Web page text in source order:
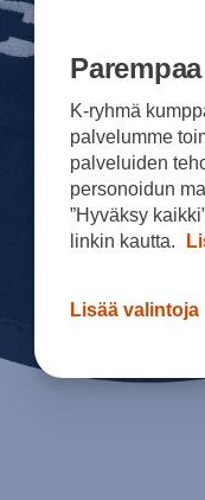
K-ryhmä
palvelumme
palveluiden
personoidun
”Hyväksy
linkin kautta.
Lisää valintoja